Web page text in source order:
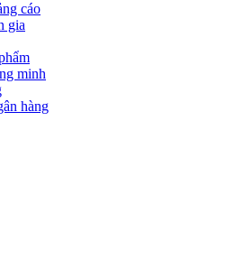
cáo
gia
minh
hàng